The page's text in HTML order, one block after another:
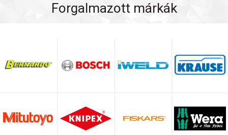
Forgalmazott márkák